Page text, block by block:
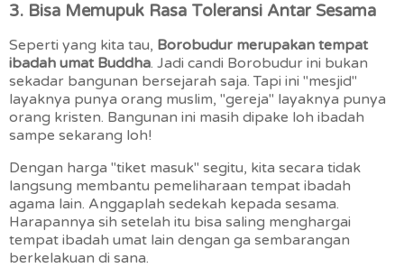
3. Bisa Memupuk Rasa Toleransi Antar Sesama
Seperti yang kita tau, Borobudur merupakan tempat
ibadah umat Buddha. Jadi candi Borobudur ini bukan
sekadar bangunan bersejarah saja. Tapi ini "mesjid"
layaknya punya orang muslim, "gereja" layaknya punya
orang kristen. Bangunan ini masih dipake loh ibadah
sampe sekarang loh!
Dengan harga "tiket masuk" segitu, kita secara tidak
langsung membantu pemeliharaan tempat ibadah
agama lain. Anggaplah sedekah kepada sesama.
Harapannya sih setelah itu bisa saling menghargai
tempat ibadah umat lain dengan ga sembarangan
berkelakuan di sana.